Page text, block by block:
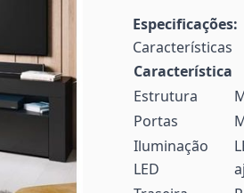
Especificações:
Características
Característica
Estrutura
Portas
Iluminação
LED